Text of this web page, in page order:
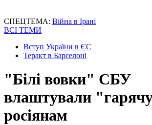
СПЕЦТЕМА: Війна в Ірані
ВСІ ТЕМИ
Вступ України в ЄС
Теракт в Барселоні
"Білі вовки" СБУ
влаштували
росіянам